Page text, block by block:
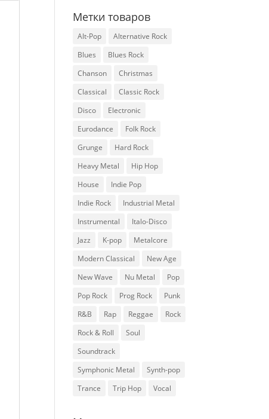
Метки товаров
Alt-Pop
Alternative Rock
Blues
Blues Rock
Chanson
Christmas
Classical
Classic Rock
Disco
Electronic
Eurodance
Folk Rock
Grunge
Hard Rock
Heavy Metal
Hip Hop
House
Indie Pop
Indie Rock
Industrial Metal
Instrumental
Italo-Disco
Jazz
K-pop
Metalcore
Modern Classical
New Age
New Wave
Nu Metal
Pop
Pop Rock
Prog Rock
Punk
R&B
Rap Reggae
Rock
Rock & Roll
Soul
Soundtrack
Symphonic Metal
Synth-pop
Trance
Trip Hop Vocal